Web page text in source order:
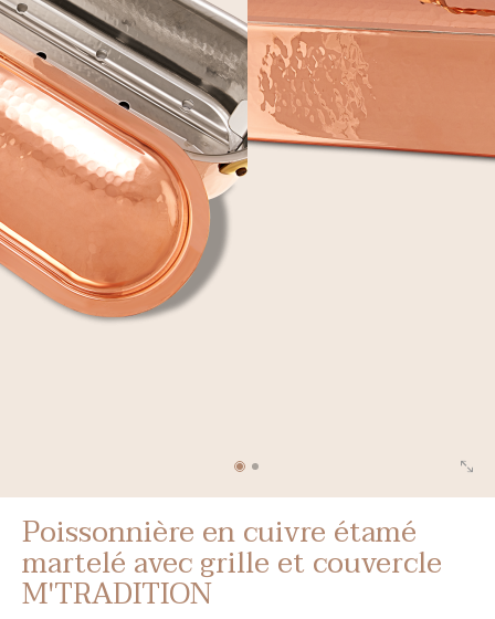
Poissonnière en cuivre étamé
martelé avec grille et couvercle
M'TRADITION